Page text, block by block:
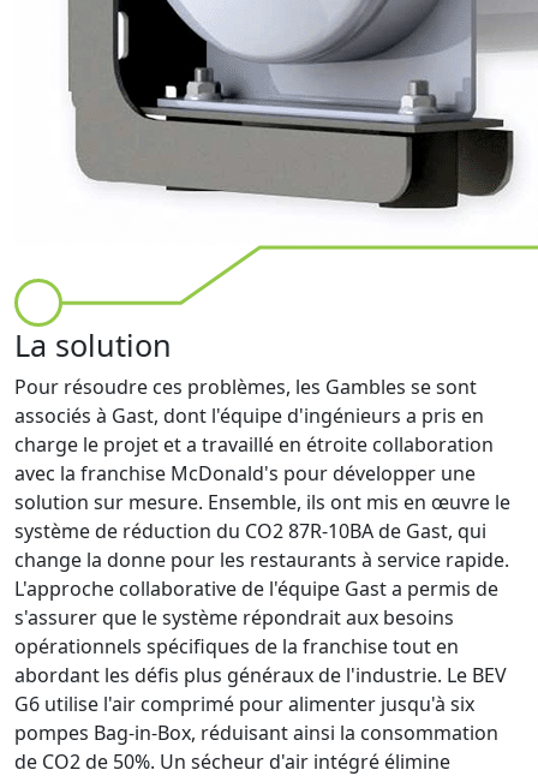
La solution
Pour résoudre ces problèmes, les Gambles se sont
associés à Gast, dont l'équipe d'ingénieurs a pris en
charge le projet et a travaillé en étroite collaboration
avec la franchise McDonald's pour développer une
solution sur mesure. Ensemble, ils ont mis en œuvre le
système de réduction du CO2 87R-10BA de Gast, qui
change la donne pour les restaurants à service rapide.
L'approche collaborative de l'équipe Gast a permis de
s'assurer que le système répondrait aux besoins
opérationnels spécifiques de la franchise tout en
abordant les défis plus généraux de l'industrie. Le BEV
G6 utilise l'air comprimé pour alimenter jusqu'à six
pompes Bag-in-Box, réduisant ainsi la consommation
de CO2 de 50%. Un sécheur d'air intégré élimine